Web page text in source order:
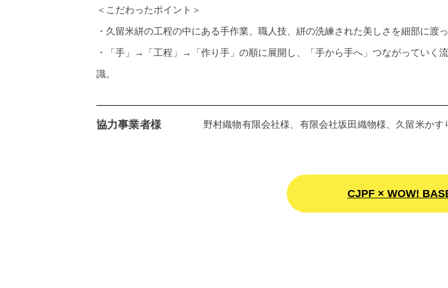
＜こだわったポイント＞
・久留米絣の工程の中にある手作業、職人技、絣の洗練された美しさを細部に渡っ
・「手」→「工程」→「作り手」の順に展開し、「手から手へ」つながっていく
識。​
協力事業者様 野村織物​​有限会社​様、有限会社坂田織物​​​様、久留⽶かす
CJPF × WOW!